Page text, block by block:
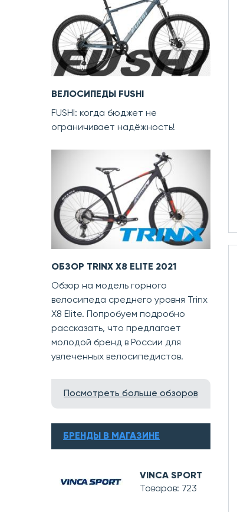
ВЕЛОСИПЕДЫ FUSHI
FUSHI: когда бюджет не
ограничивает надёжность!
ОБЗОР TRINX X8 ELITE 2021
Обзор на модель горного
велосипеда среднего уровня Trinx
X8 Elite. Попробуем подробно
рассказать, что предлагает
молодой бренд в России для
увлеченных велосипедистов.
Посмотреть больше обзоров
БРЕНДЫ В МАГАЗИНЕ
VINCA SPORT
Товаров: 723